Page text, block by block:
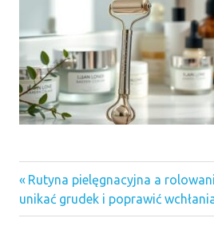
Nawigacja
wpisu
Previous
Post:
Rutyna pielęgnacyjna a
unikać grudek i poprawić